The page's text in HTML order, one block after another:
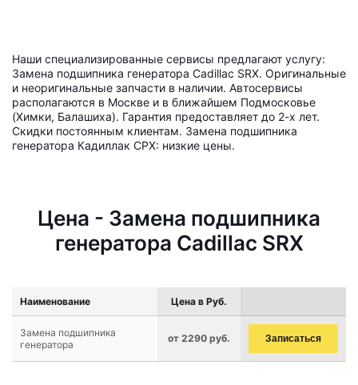
Наши специализированные сервисы предлагают услугу:
Замена подшипника генератора Cadillac SRX. Оригинальные
и неоригинальные запчасти в наличии. Автосервисы
располагаются в Москве и в ближайшем Подмосковье
(Химки, Балашиха). Гарантия предоставляет до 2-х лет.
Скидки постоянным клиентам. Замена подшипника
генератора Кадиллак СРХ: низкие цены.
Цена - Замена подшипника
генератора Cadillac SRX
Наименование Цена в Руб.
Замена подшипника
генератора
от 2290 руб. Записаться